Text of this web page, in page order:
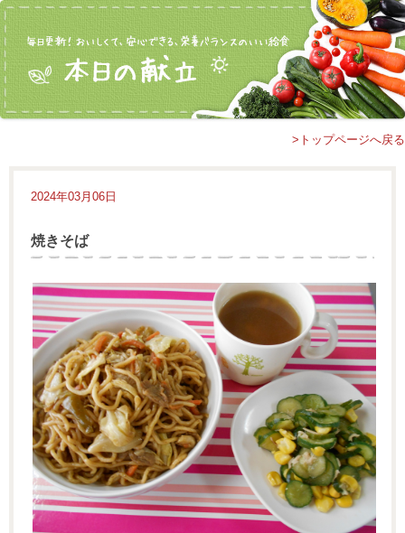
>トップページへ戻る
2024年03月06日
焼きそば